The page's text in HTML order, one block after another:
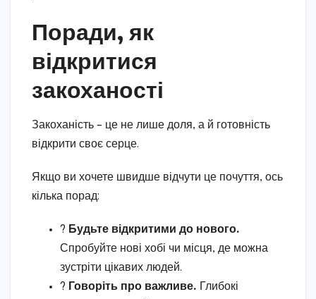
Поради, як
відкритися
закоханості
Закоханість – це не лише доля, а й готовність
відкрити своє серце.
Якщо ви хочете швидше відчути це почуття, ось
кілька порад:
? Будьте відкритими до нового.
Спробуйте нові хобі чи місця, де можна
зустріти цікавих людей.
? Говоріть про важливе. Глибокі